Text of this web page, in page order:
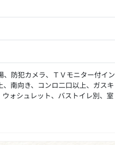
防犯カメラ、ＴＶモニター付イン
南向き、コンロ二口以上、ガスキ
ォシュレット、バストイレ別、室